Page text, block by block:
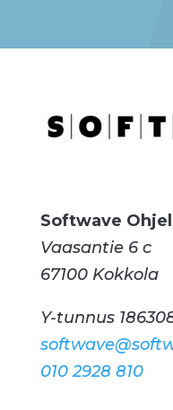
Softwave
Vaasantie 6 c
67100 Kokkola
Y-tunnus
010 2928 810